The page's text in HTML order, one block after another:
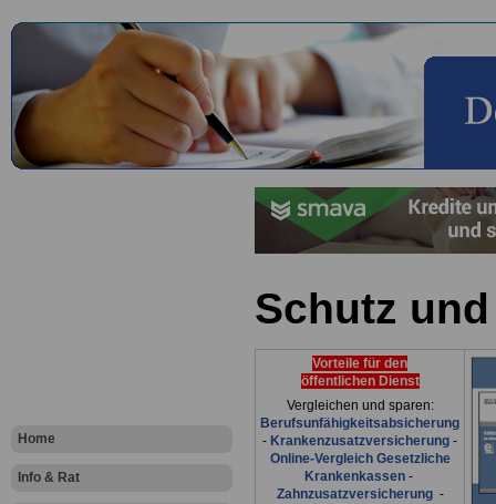
Home
Info & Rat
Schutz
Vorteile für den
öffentlichen Dienst
Vergleichen und sparen:
Berufsunfähigkeitsabsicherung
- Krankenzusatzversicherung -
Online-Vergleich Gesetzliche
Krankenkassen-
Zahnzusatzversicherung-